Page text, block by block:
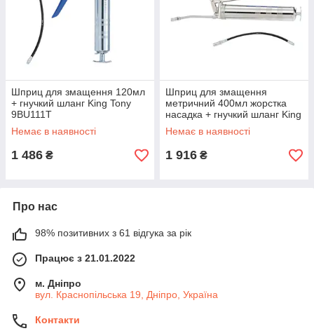
Шприц для змащення 120мл
+ гнучкий шланг King Tony
9BU111T
Немає в наявності
1 486 ₴
Шприц для змащення
метричний 400мл жорстка
насадка + гнучкий шланг King
Tony 9BU242T
Немає в наявності
1 916 ₴
Про нас
98% позитивних з 61 відгука за рік
Працює з 21.01.2022
м. Дніпро
вул. Краснопільська 19, Дніпро, Україна
Контакти